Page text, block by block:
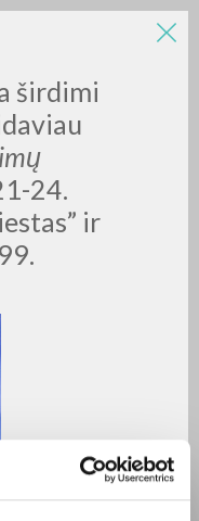
širdimi
24.
ir
scritti